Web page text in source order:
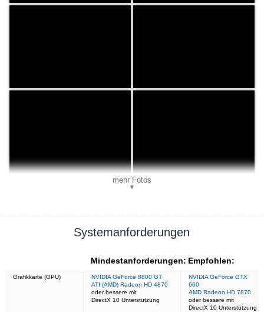
mehr Fotos
▼
Systemanforderungen
Mindestanforderungen: Empfohlen:
Grafikkarte (GPU)
NVIDIA GeForce 8800 GT
ATI (AMD) Radeon HD 4870
oder bessere mit
DirectX 10 Unterstützung
NVIDIA GeForce GTX
660
AMD Radeon HD 7870
oder bessere mit
DirectX 10 Unterstützung